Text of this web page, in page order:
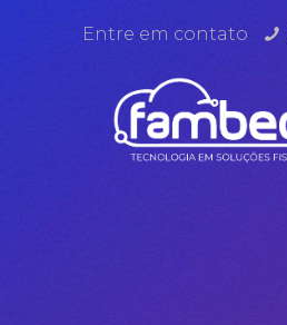
Entre em contato